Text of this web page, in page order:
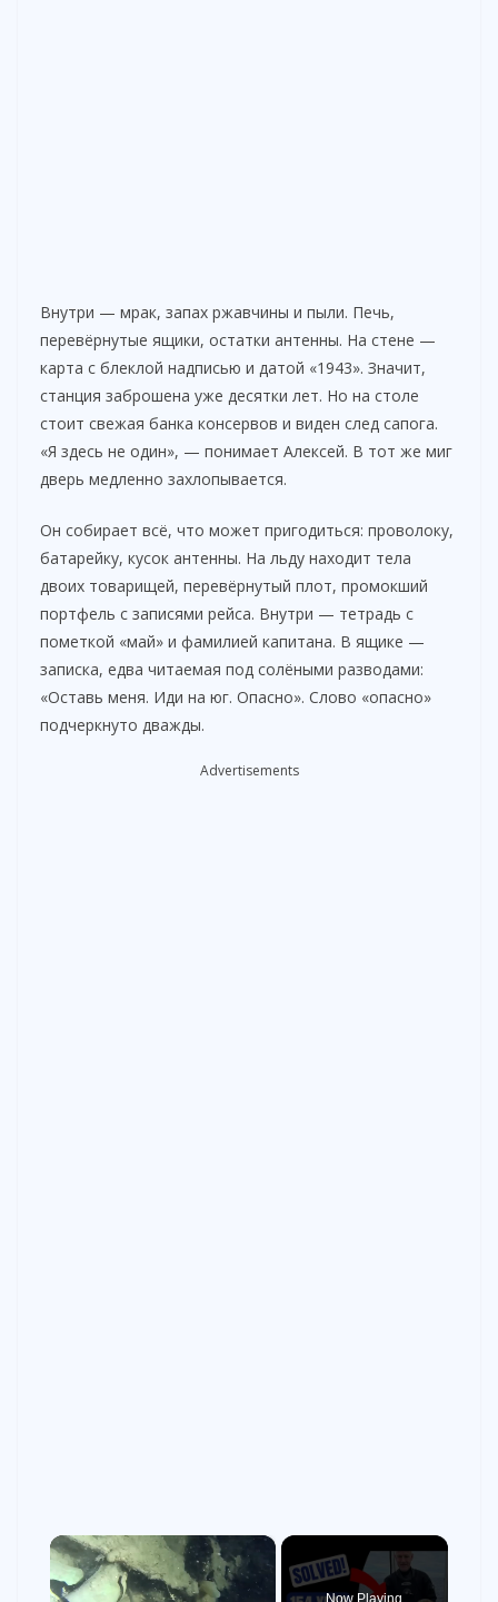
Внутри — мрак, запах ржавчины и пыли. Печь,
перевёрнутые ящики, остатки антенны. На стене —
карта с блеклой надписью и датой «1943». Значит,
станция заброшена уже десятки лет. Но на столе
стоит свежая банка консервов и виден след сапога.
«Я здесь не один», — понимает Алексей. В тот же миг
дверь медленно захлопывается.
Он собирает всё, что может пригодиться: проволоку,
батарейку, кусок антенны. На льду находит тела
двоих товарищей, перевёрнутый плот, промокший
портфель с записями рейса. Внутри — тетрадь с
пометкой «май» и фамилией капитана. В ящике —
записка, едва читаемая под солёными разводами:
«Оставь меня. Иди на юг. Опасно». Слово «опасно»
подчеркнуто дважды.
Advertisements
×